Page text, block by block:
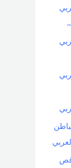
قص